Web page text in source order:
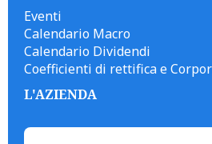
Eventi
Calendario Macro
Calendario Dividendi
Coefficienti di rettifica e
L'AZIENDA